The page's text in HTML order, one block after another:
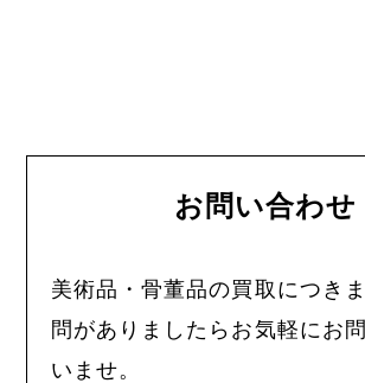
お問い合わせ
美術品・骨董品の買取につき
問がありましたらお気軽にお
いませ。